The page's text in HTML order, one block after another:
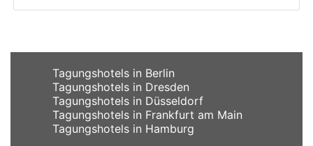
Tagungshotels in Berlin
Tagungshotels in Dresden
Tagungshotels in Düsseldorf
Tagungshotels in Frankfurt am Main
Tagungshotels in Hamburg